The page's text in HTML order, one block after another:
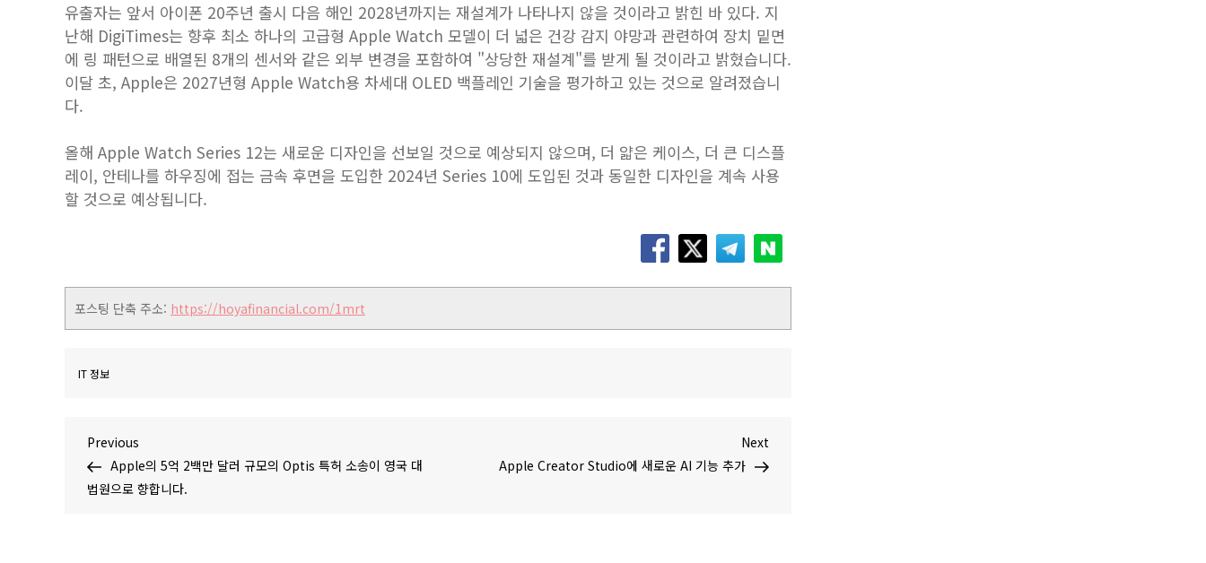
유출자는 앞서 아이폰 20주년 출시 다음 해인 2028년까지는 재설계가 나타나지 않을 것이라고 밝힌 바 있다. 지
난해 DigiTimes는 향후 최소 하나의 고급형 Apple Watch 모델이 더 넓은 건강 감지 야망과 관련하여 장치 밑면
에 링 패턴으로 배열된 8개의 센서와 같은 외부 변경을 포함하여 "상당한 재설계"를 받게 될 것이라고 밝혔습니다.
이달 초, Apple은 2027년형 Apple Watch용 차세대 OLED 백플레인 기술을 평가하고 있는 것으로 알려졌습니
다.
올해 Apple Watch Series 12는 새로운 디자인을 선보일 것으로 예상되지 않으며, 더 얇은 케이스, 더 큰 디스플
레이, 안테나를 하우징에 접는 금속 후면을 도입한 2024년 Series 10에 도입된 것과 동일한 디자인을 계속 사용
할 것으로 예상됩니다.
포스팅 단축 주소: https://hoyafinancial.com/1mrt
IT 정보
글
탐
Previous
Post
Previous
Apple의 5억 2백만 달러 규모의 Optis 특허 소송이 영국 대
법원으로 향합니다.
Post
Next
Apple Creator Studio에 새로운 AI 기능 추가